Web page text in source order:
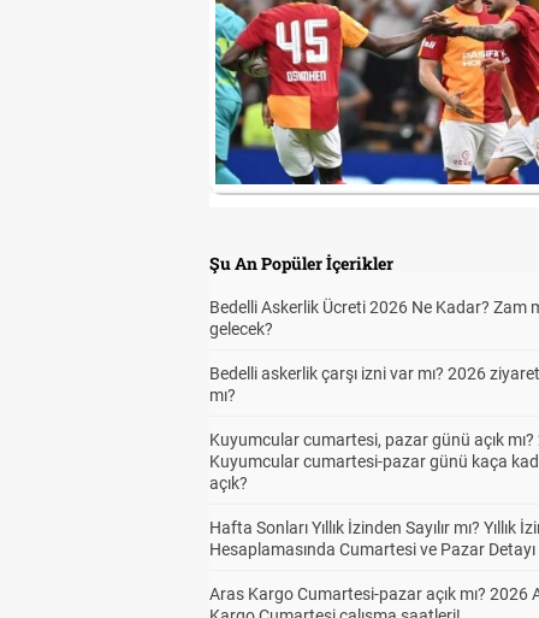
Şu An Popüler İçerikler
Bedelli Askerlik Ücreti 2026 Ne Kadar? Zam
gelecek?
Bedelli askerlik çarşı izni var mı? 2026
mı?
Kuyumcular cumartesi, pazar günü açık mı?
Kuyumcular cumartesi-pazar günü kaça
açık?
Hafta Sonları Yıllık İzinden Sayılır mı? Yıllık
Hesaplamasında Cumartesi ve Pazar Detayı
Aras Kargo Cumartesi-pazar açık mı? 2026